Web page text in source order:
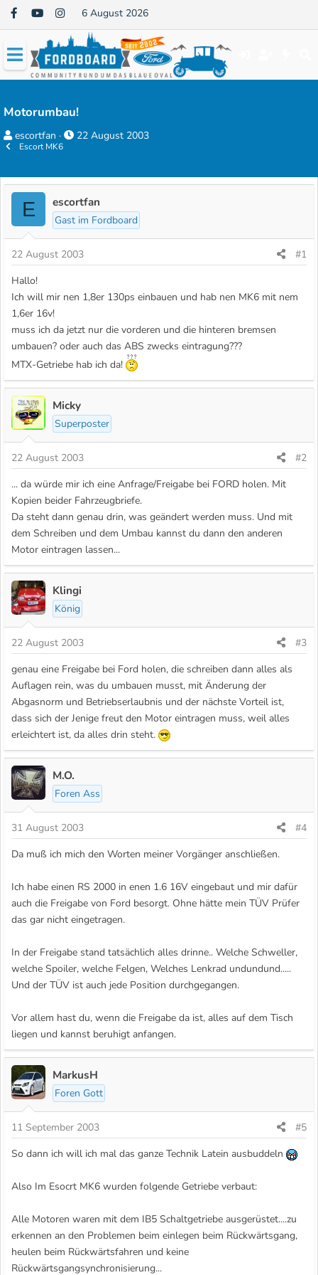
6 August 2026
Motorumbau!
E
t
e
r
escortfan
E
t
e
l
t
a
22 August 2003
Escort MK6
E escortfan
Gast im Fordboard
22 August 2003
#1
Hallo!
Ich will mir nen 1,8er 130ps einbauen und hab nen MK6 mit nem
1,6er 16v!
muss ich da jetzt nur die vorderen und die hinteren bremsen
umbauen? oder auch das ABS zwecks eintragung???
MTX-Getriebe hab ich da!
Micky
Superposter
22 August 2003
#2
... da würde mir ich eine Anfrage/Freigabe bei FORD holen. Mit
Kopien beider Fahrzeugbriefe.
Da steht dann genau drin, was geändert werden muss. Und mit
dem Schreiben und dem Umbau kannst du dann den anderen
Motor eintragen lassen...
Klingi
König
22 August 2003
#3
genau eine Freigabe bei Ford holen, die schreiben dann alles als
Auflagen rein, was du umbauen musst, mit Änderung der
Abgasnorm und Betriebserlaubnis und der nächste Vorteil ist,
dass sich der Jenige freut den Motor eintragen muss, weil alles
erleichtert ist, da alles drin steht.
M.O.
Foren Ass
31 August 2003
#4
Da muß ich mich den Worten meiner Vorgänger anschließen.
Ich habe einen RS 2000 in enen 1.6 16V eingebaut und mir dafür
auch die Freigabe von Ford besorgt. Ohne hätte mein TÜV Prüfer
das gar nicht eingetragen.
In der Freigabe stand tatsächlich alles drinne.. Welche Schweller,
welche Spoiler, welche Felgen, Welches Lenkrad undundund.....
Und der TÜV ist auch jede Position durchgegangen.
Vor allem hast du, wenn die Freigabe da ist, alles auf dem Tisch
liegen und kannst beruhigt anfangen.
MarkusH
Foren Gott
11 September 2003
#5
So dann ich will ich mal das ganze Technik Latein ausbuddeln
Also Im Esocrt MK6 wurden folgende Getriebe verbaut:
Alle Motoren waren mit dem IB5 Schaltgetriebe ausgerüstet....zu
erkennen an den Problemen beim einlegen beim Rückwärtsgang,
heulen beim Rückwärtsfahren und keine
Rückwärtsgangsynchronisierung...